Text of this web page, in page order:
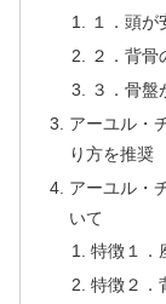
１．頭が
２．背骨
３．骨盤
アーユル・
り方を推奨
アーユル・
いて
特徴１．
特徴２．